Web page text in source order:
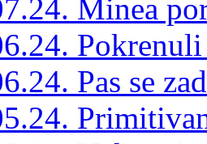
Minea
Pas se